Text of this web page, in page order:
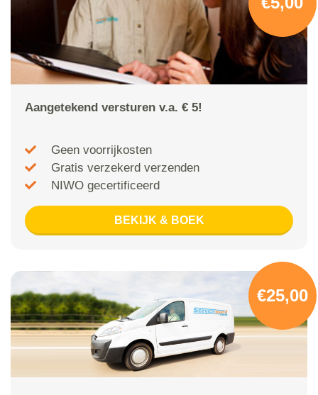
Aangetekend versturen v.a. € 5!
Geen voorrijkosten
Gratis verzekerd verzenden
NIWO gecertificeerd
BEKIJK & BOEK
€25,00